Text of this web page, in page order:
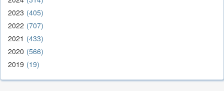
2023 405
2022 707
2021
433
2020 566
2019 19